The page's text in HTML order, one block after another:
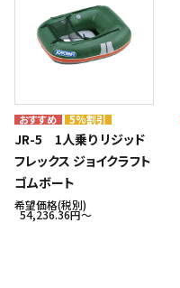
5%割引
JR-5 1人乗り リジッド
フレックス ジョイクラフト
ゴムボート
希望価格(税別)
54,236.36円〜